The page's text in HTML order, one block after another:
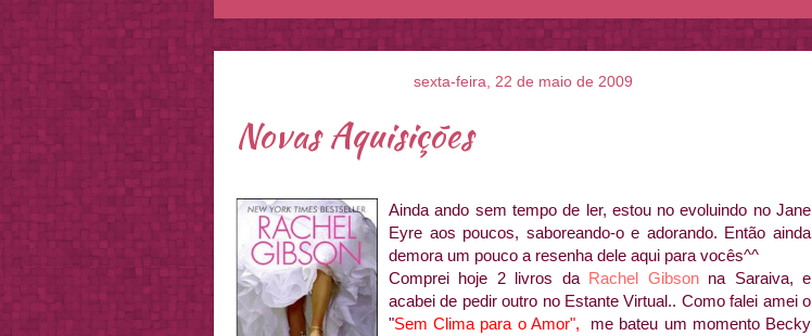
sexta-feira, 22 de maio de 2009
Novas Aquisições
Ainda ando sem tempo de ler, estou no evoluindo no Jane
Eyre aos poucos, saboreando-o e adorando. Então ainda
demora um pouco a resenha dele aqui para vocês^^
Comprei hoje 2 livros da Rachel Gibsonna Saraiva, e
acabei de pedir outro no Estante Virtual.. Como falei amei o
"Sem Clima para o Amor", me bateu um momento Becky